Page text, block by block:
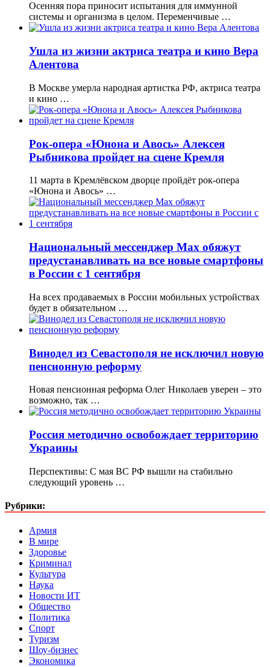
Осенняя пора приносит испытания для иммунной
системы и организма в целом. Переменчивые …
Ушла из жизни актриса театра и кино Вера
Алентова
В Москве умерла народная артистка РФ, актриса театра
и кино …
Рок-опера «Юнона и Авось» Алексея
Рыбникова пройдет на сцене Кремля
11 марта в Кремлёвском дворце пройдёт рок-опера
«Юнона и Авось» …
Национальный мессенджер Max обяжут
предустанавливать на все новые смартфоны
в России с 1 сентября
На всех продаваемых в России мобильных устройствах
будет в обязательном …
Винодел из Севастополя не исключил новую
пенсионную реформу
Новая пенсионная реформа Олег Николаев уверен – это
возможно, так …
Россия методично освобождает территорию
Украины
Перспективы: С мая ВС РФ вышли на стабильно
следующий уровень …
Рубрики:
Армия
В мире
Здоровье
Криминал
Культура
Наука
Новости ИТ
Общество
Политика
Спорт
Туризм
Шоу-бизнес
Экономика